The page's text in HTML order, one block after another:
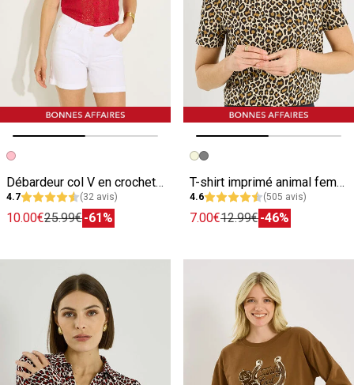
Image précédente
Image suivante
Débardeur col V en crochet femme
4.7 (32 avis)
10.00€25.99€-61%
Image précédente
Image suivante
T-shirt imprimé animal femme
4.6 (505 avis)
7.00€12.99€-46%